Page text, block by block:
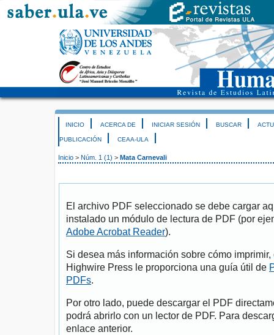
INICIO ACERCA DE INICIAR SESIÓN BUSCAR
PUBLICACIÓN CEAA-ULA
Inicio > Núm. 1 (1) > Mata Carnevali
El archivo PDF seleccionado se debe cargar
instalado un módulo de lectura de PDF (por
Adobe Acrobat Reader).
Si desea más información sobre cómo
Highwire Press le proporciona una guía útil de
PDFs.
Por otro lado, puede descargar el PDF
podrá abrirlo con un lector de PDF. Para
enlace anterior.